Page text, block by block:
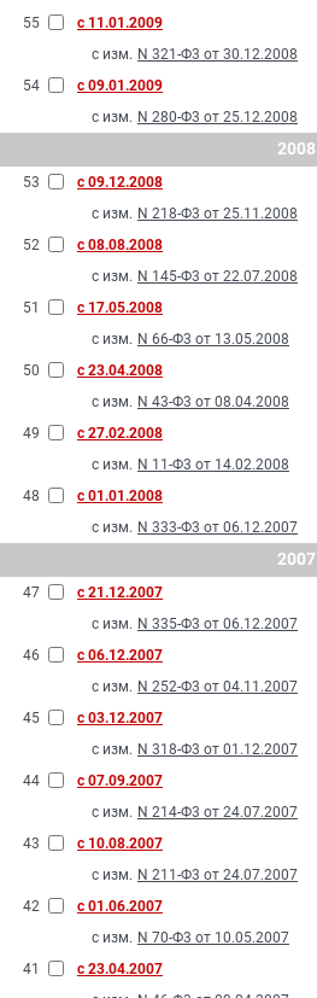
55
с 11.01.2009
с изм. N 321-Ф3 от 30.12.2008
54
с 09.01.2009
с изм. N 280-Ф3 от 25.12.2008
2008
53
с 09.12.2008
с изм. N 218-Ф3 от 25.11.2008
52
с 08.08.2008
с изм. N 145-Ф3 от 22.07.2008
51
с 17.05.2008
с изм. N 66-Ф3 от 13.05.2008
50
с 23.04.2008
с изм. N 43-Ф3 от 08.04.2008
49
с 27.02.2008
с изм. N 11-Ф3 от 14.02.2008
48
с 01.01.2008
с изм. N 333-Ф3 от 06.12.2007
2007
47
с 21.12.2007
с изм. N 335-Ф3 от 06.12.2007
46
с 06.12.2007
с изм. N 252-Ф3 от 04.11.2007
45
с 03.12.2007
с изм. N 318-Ф3 от 01.12.2007
44
с 07.09.2007
с изм. N 214-Ф3 от 24.07.2007
43
с 10.08.2007
с изм. N 211-Ф3 от 24.07.2007
42
с 01.06.2007
с изм. N 70-Ф3 от 10.05.2007
41
с 23.04.2007